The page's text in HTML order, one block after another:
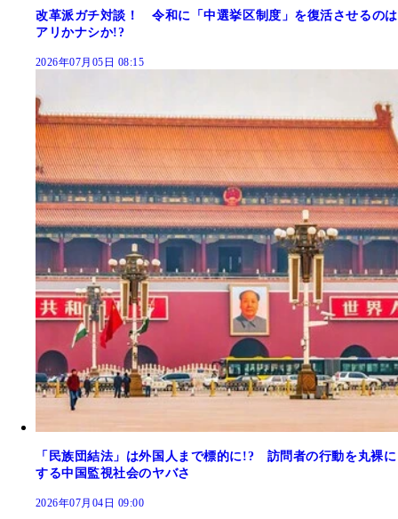
改革派ガチ対談！ 令和に「中選挙区制度」を復活させるのは
アリかナシか!?
2026年07月05日 08:15
「民族団結法」は外国人まで標的に!? 訪問者の行動を丸裸に
する中国監視社会のヤバさ
2026年07月04日 09:00